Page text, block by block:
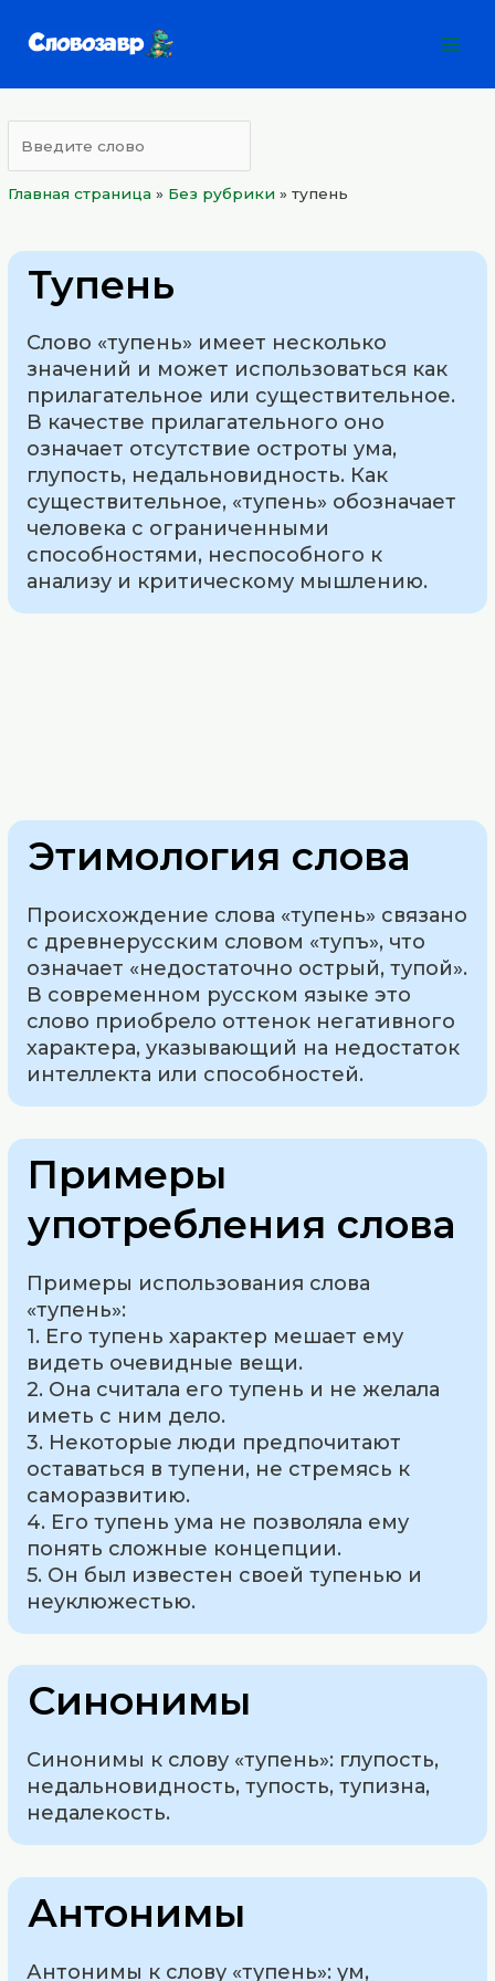
Главная страница » Без рубрики »тупень
Тупень
Слово «тупень» имеет несколько
значений и может использоваться как
прилагательное или существительное.
В качестве прилагательного оно
означает отсутствие остроты ума,
глупость, недальновидность. Как
существительное, «тупень» обозначает
человека с ограниченными
способностями, неспособного к
анализу и критическому мышлению.
Этимология слова
Происхождение слова «тупень» связано
с древнерусским словом «тупъ», что
означает «недостаточно острый, тупой».
В современном русском языке это
слово приобрело оттенок негативного
характера, указывающий на недостаток
интеллекта или способностей.
Примеры
употребления слова
Примеры использования слова
«тупень»:
1. Его тупень характер мешает ему
видеть очевидные вещи.
2. Она считала его тупень и не желала
иметь с ним дело.
3. Некоторые люди предпочитают
оставаться в тупени, не стремясь к
саморазвитию.
4. Его тупень ума не позволяла ему
понять сложные концепции.
5. Он был известен своей тупенью и
неуклюжестью.
Синонимы
Синонимы к слову «тупень»: глупость,
недальновидность, тупость, тупизна,
недалекость.
Антонимы
Антонимы к слову «тупень»: ум,